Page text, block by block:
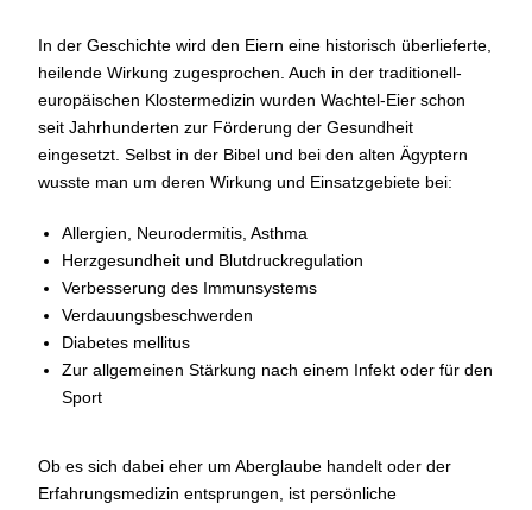
In der Geschichte wird den Eiern eine historisch überlieferte,
heilende Wirkung zugesprochen. Auch in der traditionell-
europäischen Klostermedizin wurden Wachtel-Eier schon
seit Jahrhunderten zur Förderung der Gesundheit
eingesetzt. Selbst in der Bibel und bei den alten Ägyptern
wusste man um deren Wirkung und Einsatzgebiete bei:
Allergien, Neurodermitis, Asthma
Herzgesundheit und Blutdruckregulation
Verbesserung des Immunsystems
Verdauungsbeschwerden
Diabetes mellitus
Zur allgemeinen Stärkung nach einem Infekt oder für den
Sport
Ob es sich dabei eher um Aberglaube handelt oder der
Erfahrungsmedizin entsprungen, ist persönliche